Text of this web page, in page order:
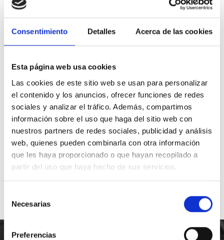
Consentimiento Detalles Acerca de las cookies
Esta página web usa cookies
Las cookies de este sitio web se usan para personalizar
el contenido y los anuncios, ofrecer funciones de redes
sociales y analizar el tráfico. Además, compartimos
información sobre el uso que haga del sitio web con
nuestros partners de redes sociales, publicidad y análisis
web, quienes pueden combinarla con otra información
que les haya proporcionado o que hayan recopilado a
partir del uso que haya hecho de sus servicios.
consentimiento
Necesarias
Preferencias
Teléfono de contacto
91 797 29 26
Whatsapp
649 872 833
Nuestra central
C.Regordoño 10 28936 Móstoles -
Madrid
Síguenos en Redes Sociales